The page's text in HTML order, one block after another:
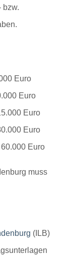
bzw.
Euro
Euro
Euro
Euro
Euro
muss
(ILB)